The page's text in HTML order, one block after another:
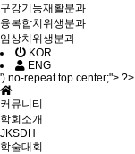
구강기능재활분과
융복합치위생분과
임상치위생분과
KOR
ENG
') no-repeat top center;"> ?>
커뮤니티
학회소개
JKSDH
학술대회